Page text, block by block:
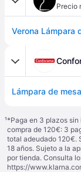
Precio
¹*Paga en 3 plazos sin
compra de 120€: 3
total adeudado 120€.
18 años. Sujeto a la
por tienda. Consulta
https://